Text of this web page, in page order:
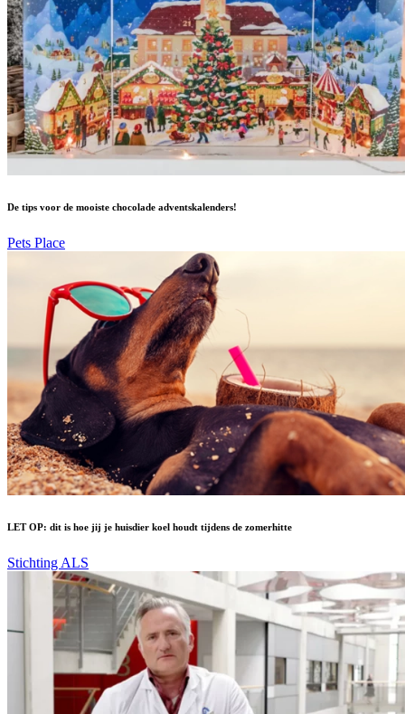
De tips voor de mooiste chocolade adventskalenders!
Pets Place
LET OP: dit is hoe jij je huisdier koel houdt tijdens de zomerhitte
Stichting ALS